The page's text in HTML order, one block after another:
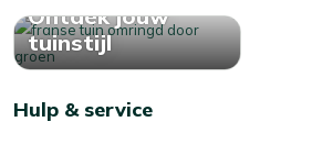
Ontdek jouw
tuinstijl
Hulp & service